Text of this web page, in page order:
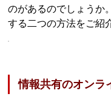
のがあるのでしょうか
する二つの方法をご紹
情報共有のオンラ